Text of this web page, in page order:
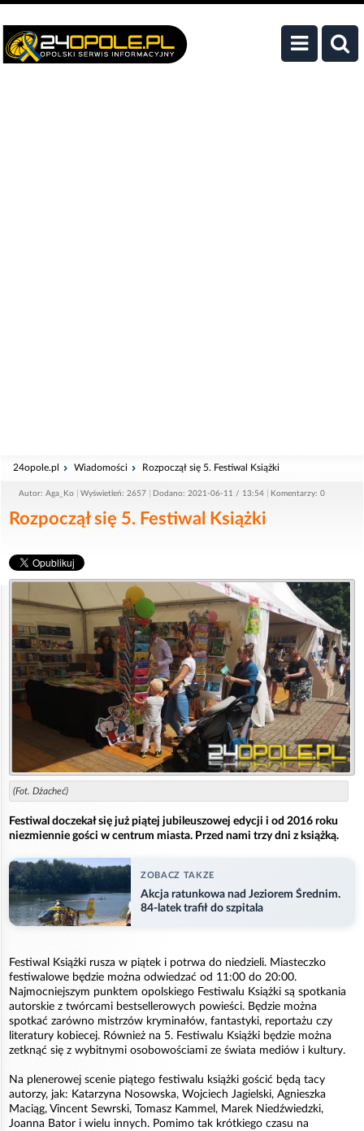
24opole.pl Wiadomości Rozpoczął się 5. Festiwal Książki
Autor: Aga_Ko Wyświetleń: 2657 Dodano: 2021-06-11 / 13:54 Komentarzy: 0
Rozpoczął się 5. Festiwal Książki
(Fot. Dżacheć)
Festiwal doczekał się już piątej jubileuszowej edycji i od 2016 roku
niezmiennie gości w centrum miasta. Przed nami trzy dni z książką.
ZOBACZ TAKZE
Akcja ratunkowa nad Jeziorem Średnim.
84-latek trafił do szpitala
Festiwal Książki rusza w piątek i potrwa do niedzieli. Miasteczko
festiwalowe będzie można odwiedzać od 11:00 do 20:00.
Najmocniejszym punktem opolskiego Festiwalu Książki są spotkania
autorskie z twórcami bestsellerowych powieści. Będzie można
spotkać zarówno mistrzów kryminałów, fantastyki, reportażu czy
literatury kobiecej. Również na 5. Festiwalu Książki będzie można
zetknąć się z wybitnymi osobowościami ze świata mediów i kultury.
Na plenerowej scenie piątego festiwalu książki gościć będą tacy
autorzy, jak: Katarzyna Nosowska, Wojciech Jagielski, Agnieszka
Maciąg, Vincent Sewrski, Tomasz Kammel, Marek Niedźwiedzki,
Joanna Bator i wielu innych. Pomimo tak krótkiego czasu na